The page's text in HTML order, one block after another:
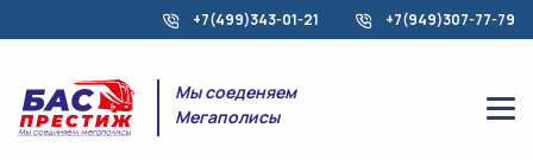
+7(499)343-01-21 +7(949)307-77-79
Мы соеденяем
Мегаполисы